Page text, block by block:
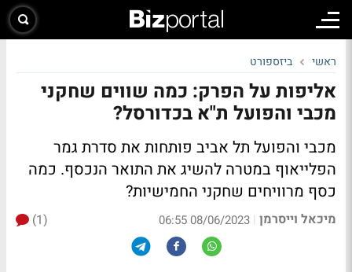
ראשי ביזספורט
אליפות על הפרק: כמה שווים שחקני
מכבי והפועל ת"א בכדורסל?
מכבי והפועל תל אביב פותחות את סדרת גמר
הפלייאוף במטרה להשיג את התואר הנכסף. כמה
כסף מרוויחים שחקני החמישיות?
מיכאל וייסרמן |
08/06/2023 06:55
(1)